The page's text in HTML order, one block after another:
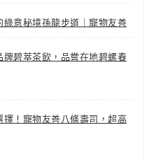
綠意秘境孫龍步道｜寵物友善
牌碧萃茶飲，品嘗在地碧螺春
擇！寵物友善八條壽司，超高